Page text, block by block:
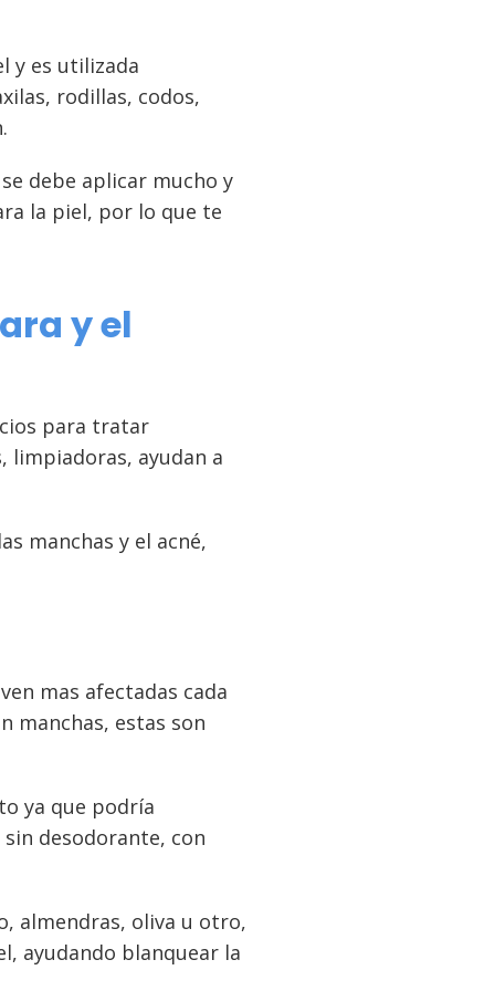
y es utilizada
rodillas, codos,
debe aplicar mucho y
la piel, por lo que te
y el
para tratar
ayudan a
manchas y el acné,
mas afectadas cada
manchas, estas son
ya que podría
desodorante, con
almendras, oliva u otro,
ayudando blanquear la